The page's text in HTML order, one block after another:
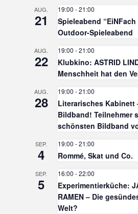
AUG.
21
19:00 -21:00
Spieleabend
Outdoor-Spieleabend
AUG.
22
19:00 -21:00
Klubkino: ASTRID
Menschheit hat den
AUG.
28
19:00 -21:00
Literarisches Kabinett
Bildband! Teilnehmer
schönsten Bildband
SEP.
4
19:00 -21:00
Rommé, Skat und Co.
SEP.
5
16:00 -22:00
Experimentierküche:
RAMEN – Die
Welt?